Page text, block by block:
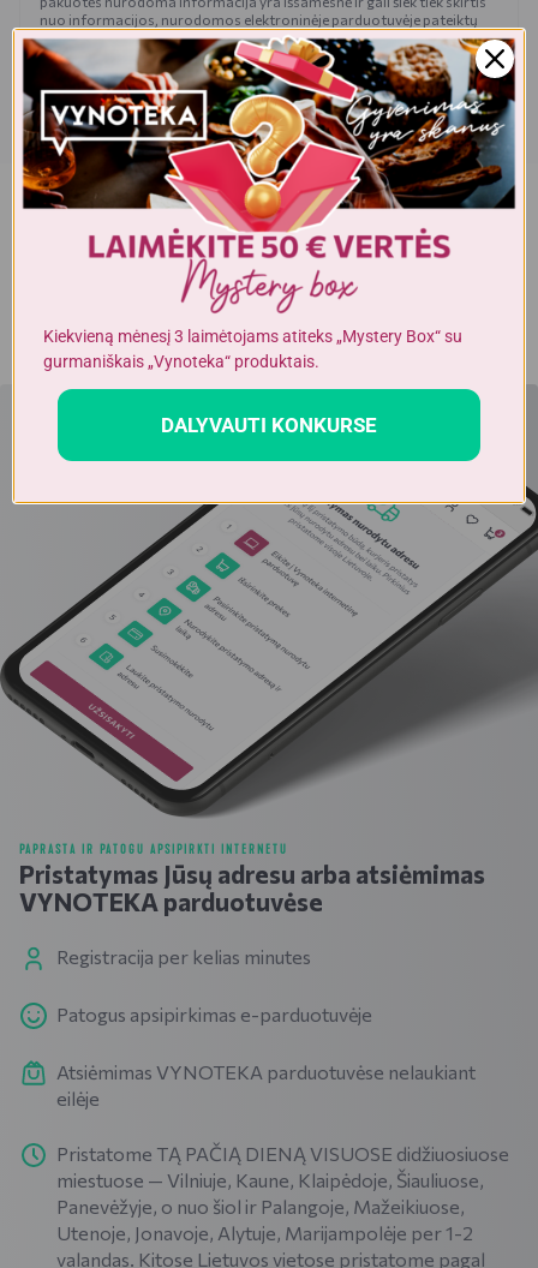
nuo informacijos, nurodomos elektroninėje parduotuvėje pateiktų
prekių aprašymuose. Visada rekomenduojame perskaityti ir
vadovautis informacija, esančia ant prekės pakuotės. Akcijinių prekių
kiekis yra ribotas.
Dėmesio!Alkoholinius gėrimus gali įsigyti tik asmenys,
kuriems yrane mažiau kaip 20 metų .
PAPRASTA IR PATOGU APSIPIRKTI INTERNETU
Pristatymas Jūsų adresu arba atsiėmimas
VYNOTEKA parduotuvėse
Registracija per kelias minutes
Patogus apsipirkimas e-parduotuvėje
Atsiėmimas VYNOTEKA parduotuvėse nelaukiant
eilėje
Pristatome TĄ PAČIĄ DIENĄ VISUOSE didžiuosiuose
miestuose — Vilniuje, Kaune, Klaipėdoje, Šiauliuose,
Panevėžyje, o nuo šiol ir Palangoje, Mažeikiuose,
Utenoje, Jonavoje, Alytuje, Marijampolėje per 1-2
valandas. Kitose Lietuvos vietose pristatome pagal
Kiekvieną mėnesį 3 laimėtojams atiteks „Mystery Box“ su
gurmaniškais „Vynoteka“ produktais.
DALYVAUTI KONKURSE